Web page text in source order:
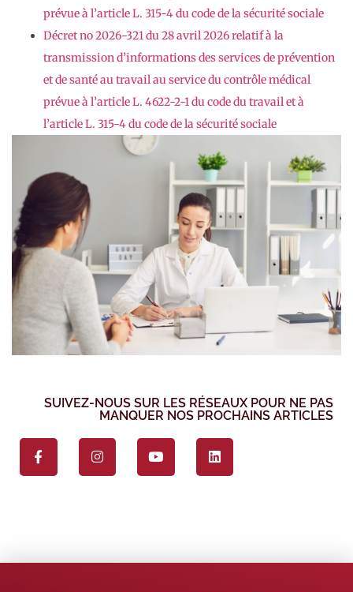
prévue à l’article L. 315-4 du code de la sécurité sociale
Décret no 2026-321 du 28 avril 2026 relatif à la
transmission d’informations des services de prévention
et de santé au travail au service du contrôle médical
prévue à l’article L. 4622-2-1 du code du travail et à
l’article L. 315-4 du code de la sécurité sociale
SUIVEZ-NOUS SUR LES RÉSEAUX POUR NE PAS
MANQUER NOS PROCHAINS ARTICLES